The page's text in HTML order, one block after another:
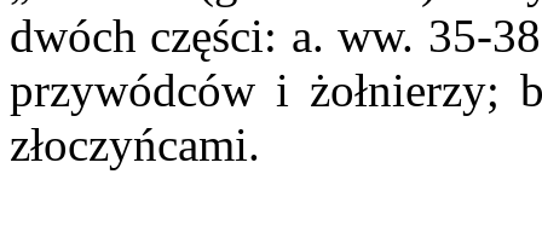
dwóch części: a. ww. 35-
przywódców i żołnierzy;
złoczyńcami.